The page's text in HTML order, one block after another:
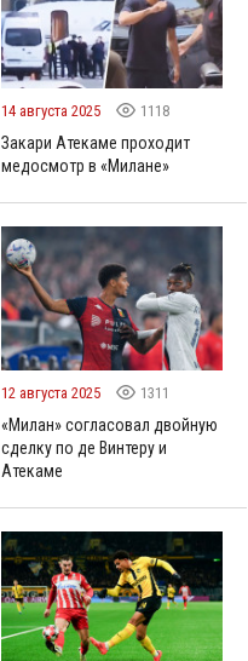
14 августа 2025 1118
Закари Атекаме проходит
медосмотр в «Милане»
12 августа 2025 1311
«Милан» согласовал двойную
сделку по де Винтеру и
Атекаме